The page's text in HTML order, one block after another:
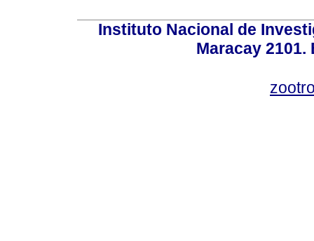
Instituto Nacional de
Maracay 2101.